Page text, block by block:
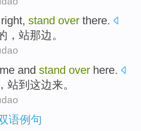
, stand over there.
， 站那边 。
and stand over here.
， 站到 这边来。
语例句